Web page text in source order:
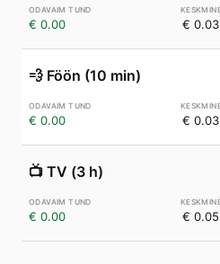
€ 0.00 € 0.03
💨 Föön (10 min)
€ 0.00 € 0.03
📺 TV (3 h)
€ 0.00 € 0.05